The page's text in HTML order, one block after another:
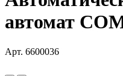
автомат
Арт. 6600036